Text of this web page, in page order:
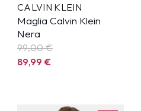
CALVIN KLEIN
Maglia Calvin Klein
Nera
99,00 €
89,99€